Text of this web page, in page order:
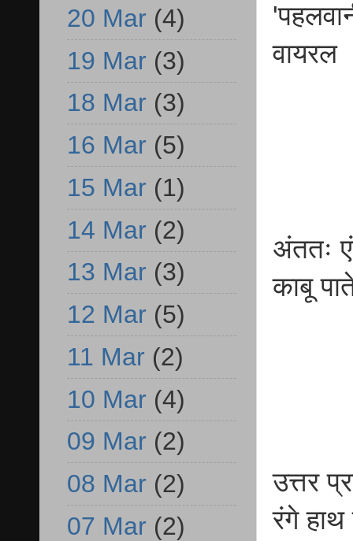
वायरल
अंततः
काबू
उत्तर
रंगे
20 Mar (4)
19 Mar (3)
18 Mar (3)
16 Mar (5)
15 Mar (1)
14 Mar (2)
13 Mar (3)
12 Mar (5)
11 Mar (2)
10 Mar (4)
09 Mar (2)
08 Mar (2)
07 Mar (2)